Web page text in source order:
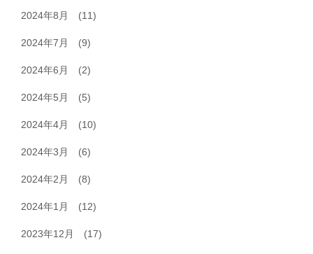
2024年8月 (11)
2024年7月 (9)
2024年6月 (2)
2024年5月 (5)
2024年4月 (10)
2024年3月 (6)
2024年2月 (8)
2024年1月 (12)
2023年12月 (17)